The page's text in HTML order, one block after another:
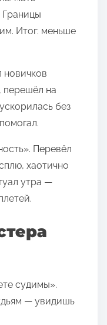
Границы
Итог: меньше
новичков
перешёл на
без
Перевёл
хаотично
утра —
судимы».
— увидишь